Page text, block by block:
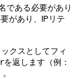
である必要があり
があり、IPリテ
クスとしてフィ
を返します（例：